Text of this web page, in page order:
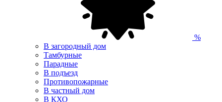
%
В загородный дом
Тамбурные
Парадные
В подъезд
Противопожарные
В частный дом
В КХО